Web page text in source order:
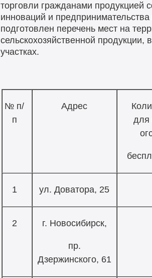
торговли гражданами продукцией
инноваций и
подготовлен перечень мест на
сельскохозяйственной
участках.
№ п/
п
Адрес
для
1 ул. Доватора, 25
2 г. Новосибирск,
пр.
Дзержинского, 61